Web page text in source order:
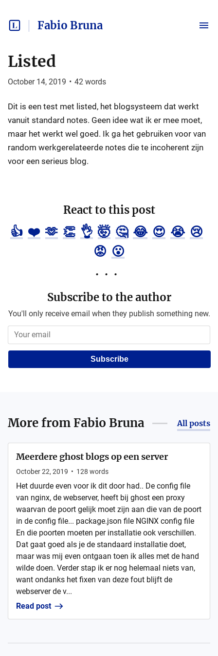
Fabio Bruna
Listed
October 14, 2019 • 42 words
Dit is een test met listed, het blogsysteem dat werkt
vanuit standard notes. Geen idee wat ik er mee moet,
maar het werkt wel goed. Ik ga het gebruiken voor van
random werkgerelateerde notes die te incoherent zijn
voor een serieus blog.
React to this post
👍 ❤️ 🫶 👏 👌 🤯 🤔 😂 😍 😭 😢
😡 😮
Subscribe to the author
You'll only receive email when they publish something new.
Subscribe
More fromFabio Bruna All posts
Meerdere ghost blogs op een server
October 22, 2019 • 128 words
Het duurde even voor ik dit door had.. De config file
van nginx, de webserver, heeft bij ghost een proxy
waarvan de poort gelijk moet zijn aan die van de poort
in de config file... package.json file NGINX config file
En die poorten moeten per installatie ook verschillen.
Dat gaat goed als je de standaard installatie doet,
maar was mij even ontgaan toen ik alles met de hand
wilde doen. Verder stap ik er nog helemaal niets van,
want ondanks het fixen van deze fout blijft de
webserver de v...
Read post